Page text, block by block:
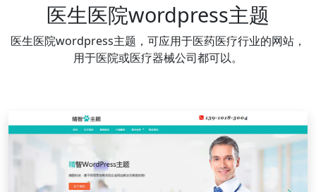
医生医院wordpress主题
医生医院wordpress主题，可应用于医药医疗行业的网站，
用于医院或医疗器械公司都可以。